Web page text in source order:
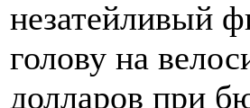
незатейливый
голову на
долларов при